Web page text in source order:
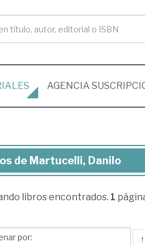
AGENCIA
de Martucelli, Danilo
libros encontrados. 1
↑